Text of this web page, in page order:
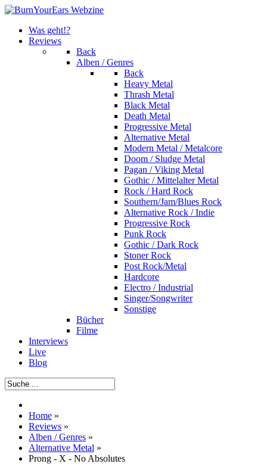
Was geht!?
Reviews
Back
Alben / Genres
Back
Heavy Metal
Thrash Metal
Black Metal
Death Metal
Progressive Metal
Alternative Metal
Modern Metal / Metalcore
Doom / Sludge Metal
Pagan / Viking Metal
Gothic / Mittelalter Metal
Rock / Hard Rock
Southern/Jam/Blues Rock
Alternative Rock / Indie
Progressive Rock
Punk Rock
Gothic / Dark Rock
Stoner Rock
Post Rock/Metal
Hardcore
Electro / Industrial
Singer/Songwriter
Sonstige
Bücher
Filme
Interviews
Live
Blog
Home »
Reviews »
Alben / Genres »
Alternative Metal »
Prong - X - No Absolutes